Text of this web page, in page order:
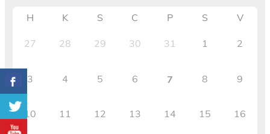
H K S C P S V
27 28 29 30 31 1 2
3 4 5 6 7 8 9
10 11 12 13 14 15 16